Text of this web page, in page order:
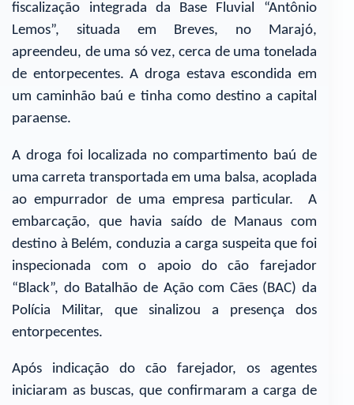
fiscalização integrada da Base Fluvial “Antônio
Lemos”, situada em Breves, no Marajó,
apreendeu, de uma só vez, cerca de uma tonelada
de entorpecentes. A droga estava escondida em
um caminhão baú e tinha como destino a capital
paraense.
A droga foi localizada no compartimento baú de
uma carreta transportada em uma balsa, acoplada
ao empurrador de uma empresa particular. A
embarcação, que havia saído de Manaus com
destino à Belém, conduzia a carga suspeita que foi
inspecionada com o apoio do cão farejador
“Black”, do Batalhão de Ação com Cães (BAC) da
Polícia Militar, que sinalizou a presença dos
entorpecentes.
Após indicação do cão farejador, os agentes
iniciaram as buscas, que confirmaram a carga de